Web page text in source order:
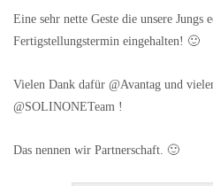
Eine sehr nette Geste die unsere Jungs
Fertigstellungstermin eingehalten! 🙂
Vielen Dank dafür @Avantag und
@SOLINONETeam !
Das nennen wir Partnerschaft. 🙂